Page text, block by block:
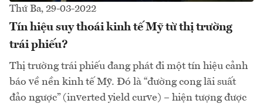
Thứ Ba, 29-03-2022
Tín hiệu suy thoái kinh tế Mỹ từ thị trường
trái phiếu?
Thị trường trái phiếu đang phát đi một tín hiệu cảnh
báo về nền kinh tế Mỹ. Đó là “đường cong lãi suất
đảo ngược” (inverted yield curve) – hiện tượng được